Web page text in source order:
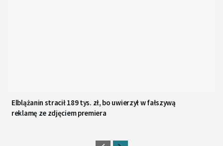
Elblążanin stracił 189 tys. zł, bo uwierzył w fałszywą
reklamę ze zdjęciem premiera